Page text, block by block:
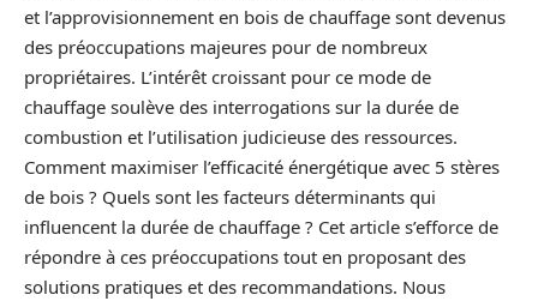
et l’approvisionnement en bois de chauffage sont devenus
des préoccupations majeures pour de nombreux
propriétaires. L’intérêt croissant pour ce mode de
chauffage soulève des interrogations sur la durée de
combustion et l’utilisation judicieuse des ressources.
Comment maximiser l’efficacité énergétique avec 5 stères
de bois ? Quels sont les facteurs déterminants qui
influencent la durée de chauffage ? Cet article s’efforce de
répondre à ces préoccupations tout en proposant des
solutions pratiques et des recommandations. Nous